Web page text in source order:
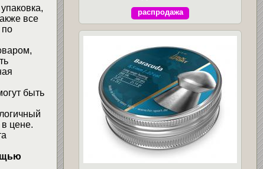
все
по
быть
цене.
распродажа